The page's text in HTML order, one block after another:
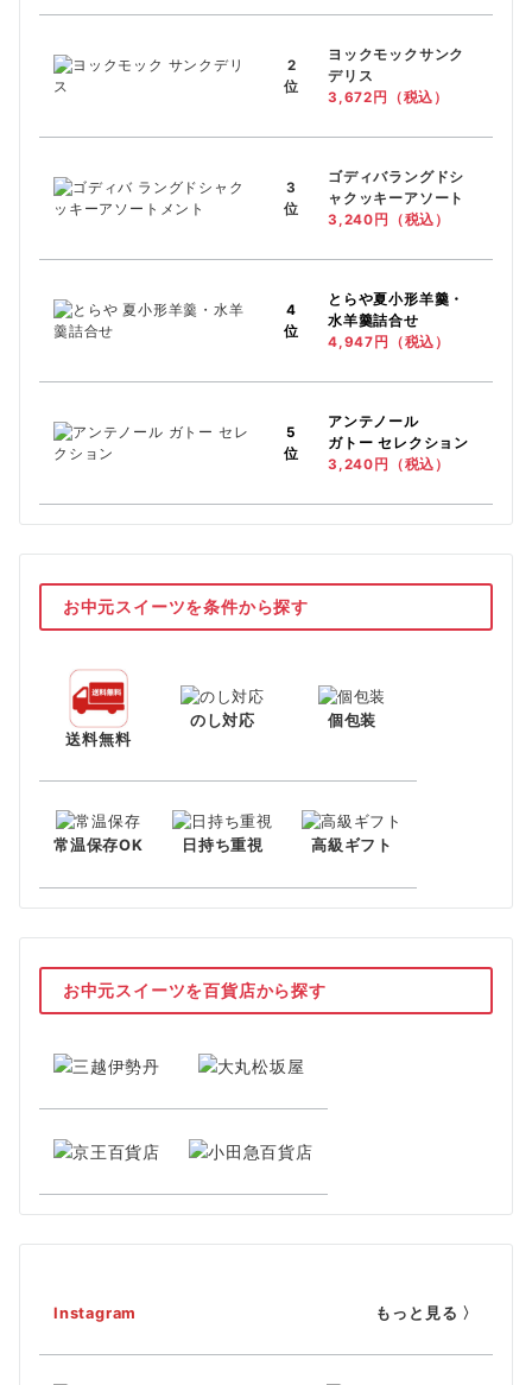
2
位
ヨックモックサンク
デリス
3,672円（税込）
3
位
ゴディバラングドシ
ャクッキーアソート
3,240円（税込）
4
位
とらや夏小形羊羹・
水羊羹詰合せ
4,947円（税込）
5
位
アンテノール
ガトー セレクション
3,240円（税込）
お中元スイーツを条件から探す
送料無料
のし対応 個包装
常温保存OK 日持ち重視 高級ギフト
お中元スイーツを百貨店から探す
Instagram もっと見る 〉